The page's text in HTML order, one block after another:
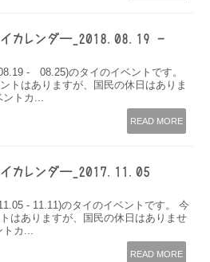
イカレンダー_2018.08.19 -
- 08.25)のタイのイベントです。
トはありますが、国民の休日はありま
ントカ...
READ MORE
カレンダー_2017.11.05 –
- 11.11)のタイのイベントです。 今
はありますが、国民の休日はありませ
トカ...
READ MORE